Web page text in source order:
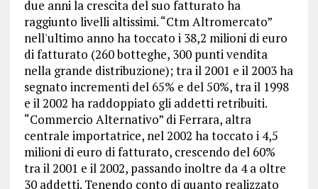
due anni la crescita del suo fatturato ha
raggiunto livelli altissimi. “Ctm Altromercato”
nell'ultimo anno ha toccato i 38,2 milioni di euro
di fatturato (260 botteghe, 300 punti vendita
nella grande distribuzione); tra il 2001 e il 2003 ha
segnato incrementi del 65% e del 50%, tra il 1998
e il 2002 ha raddoppiato gli addetti retribuiti.
“Commercio Alternativo” di Ferrara, altra
centrale importatrice, nel 2002 ha toccato i 4,5
milioni di euro di fatturato, crescendo del 60%
tra il 2001 e il 2002, passando inoltre da 4 a oltre
30 addetti. Tenendo conto di quanto realizzato